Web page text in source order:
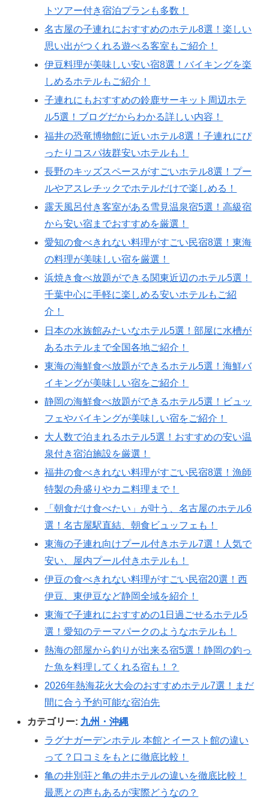
トツアー付き宿泊プランも多数！
名古屋の子連れにおすすめのホテル8選！楽しい
思い出がつくれる遊べる客室もご紹介！
伊豆料理が美味しい安い宿8選！バイキングを楽
しめるホテルもご紹介！
子連れにもおすすめの鈴鹿サーキット周辺ホテ
ル5選！ブログだからわかる詳しい内容！
福井の恐竜博物館に近いホテル8選！子連れにぴ
ったりコスパ抜群安いホテルも！
長野のキッズスペースがすごいホテル8選！プー
ルやアスレチックでホテルだけで楽しめる！
露天風呂付き客室がある雪見温泉宿5選！高級宿
から安い宿までおすすめを厳選！
愛知の食べきれない料理がすごい民宿8選！東海
の料理が美味しい宿を厳選！
浜焼き食べ放題ができる関東近辺のホテル5選！
千葉中心に手軽に楽しめる安いホテルもご紹
介！
日本の水族館みたいなホテル5選！部屋に水槽が
あるホテルまで全国各地ご紹介！
東海の海鮮食べ放題ができるホテル5選！海鮮バ
イキングが美味しい宿をご紹介！
静岡の海鮮食べ放題ができるホテル5選！ビュッ
フェやバイキングが美味しい宿をご紹介！
大人数で泊まれるホテル5選！おすすめの安い温
泉付き宿泊施設を厳選！
福井の食べきれない料理がすごい民宿8選！漁師
特製の舟盛りやカニ料理まで！
「朝食だけ食べたい」が叶う、名古屋のホテル6
選！名古屋駅直結、朝食ビュッフェも！
東海の子連れ向けプール付きホテル7選！人気で
安い、屋内プール付きホテルも！
伊豆の食べきれない料理がすごい民宿20選！西
伊豆、東伊豆など静岡全域を紹介！
東海で子連れにおすすめの1日過ごせるホテル5
選！愛知のテーマパークのようなホテルも！
熱海の部屋から釣りが出来る宿5選！静岡の釣っ
た魚を料理してくれる宿も！？
2026年熱海花火大会のおすすめホテル7選！まだ
間に合う予約可能な宿泊先
カテゴリー: 九州・沖縄
ラグナガーデンホテル 本館とイースト館の違い
って？口コミをもとに徹底比較！
亀の井別荘と亀の井ホテルの違いを徹底比較！
最悪との声もあるが実際どうなの？